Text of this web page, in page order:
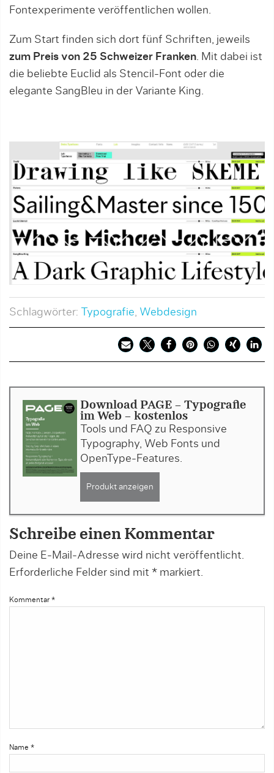
Fontexperimente veröffentlichen wollen.
Zum Start finden sich dort fünf Schriften, jeweils
zum Preis von 25 Schweizer Franken. Mit dabei ist
die beliebte Euclid als Stencil-Font oder die
elegante SangBleu in der Variante King.
Schlagwörter: Typografie, Webdesign
Download PAGE - Typografie
im Web - kostenlos
Tools und FAQ zu Responsive
Typography, Web Fonts und
OpenType-Features.
Produkt anzeigen
Schreibe einen Kommentar
Deine E-Mail-Adresse wird nicht veröffentlicht.
Erforderliche Felder sind mit * markiert.
Kommentar *
Name *